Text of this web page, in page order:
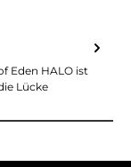
Eden HALO ist
Lücke